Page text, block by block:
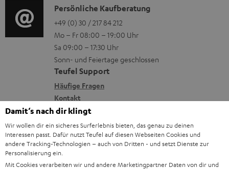
r
l
a
d
e
n
e
n
z
u
r
G
a
a
n
g
e
r
ä
t
e
R
ü
c
k
n
i
o
-
L
e
x
i
k
o
n
K
o
n
t
a
k
t
d
a
t
e
Persönliche Kaufberatung
+49 (0) 30 / 217 84 212
Mo – Fr 08:00 – 19:00 Uhr
Sa 09:00 – 17:30 Uhr
Sonn- und Feiertage geschlossen
Teufel Support
Häufige Fragen
Kontakt
Store Finder
Erlebe unsere Produkte hautnah und lass dich
persönlich im Store beraten.
Übersicht
Damit‘s nach dir klingt
Wir wollen dir ein sicheres Surferlebnis bieten, das genau zu deinen
Interessen passt. Dafür nutzt Teufel auf diesen Webseiten Cookies und
andere Tracking-Technologien – auch von Dritten - und setzt Dienste zur
Personalisierung ein.
Mit Cookies verarbeiten wir und andere Marketingpartner Daten von dir und